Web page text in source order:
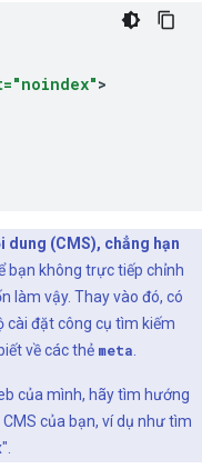
>
dung (CMS), chẳng hạn
bạn không trực tiếp chỉnh
làm vậy. Thay vào đó, có
cài đặt công cụ tìm kiếm
về các thẻ meta
của mình, hãy tìm hướng
của bạn, ví dụ như tìm